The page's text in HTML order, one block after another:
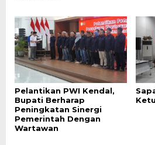
Pelantikan PWI Kendal,
Bupati Berharap
Peningkatan Sinergi
Pemerintah Dengan
Wartawan